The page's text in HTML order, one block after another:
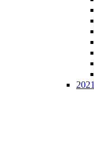
2021